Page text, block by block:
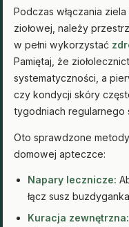
Podczas włączania
ziołowej, należy
w pełni wykorzystać
Pamiętaj, że
systematyczności, a
czy kondycji skóry
tygodniach regularnego
Oto sprawdzone
domowej apteczce:
Napary lecznicze:
łącz susz
Kuracja zewnętrzna: